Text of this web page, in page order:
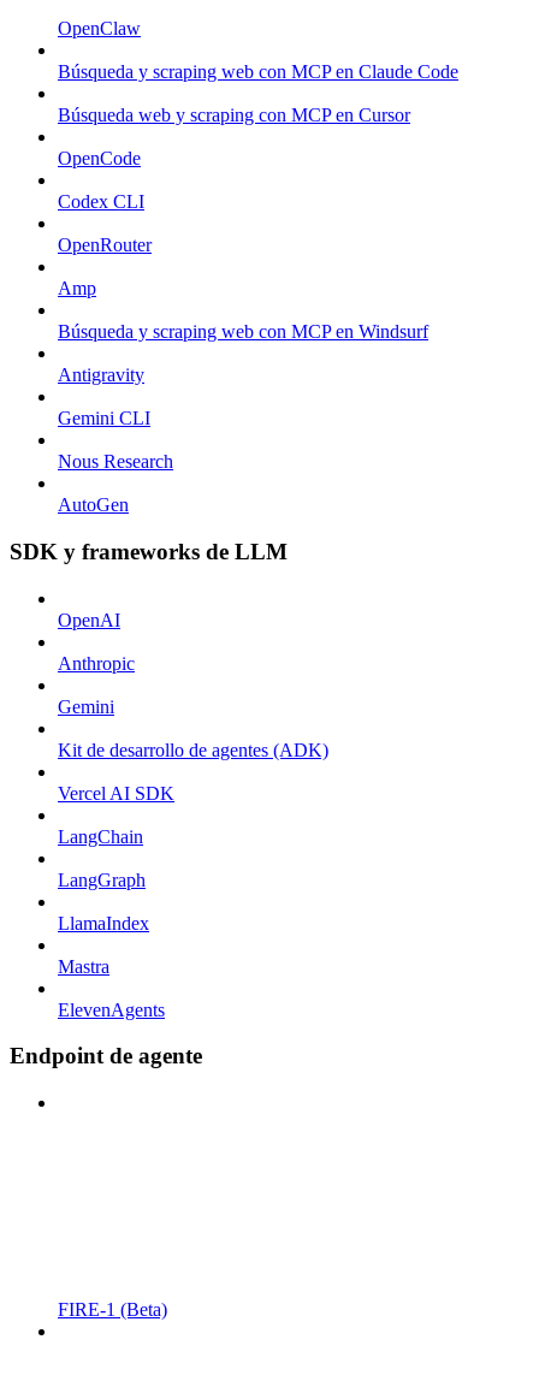
OpenClaw
Búsqueda y scraping web con MCP en Claude Code
Búsqueda web y scraping con MCP en Cursor
OpenCode
Codex CLI
OpenRouter
Amp
Búsqueda y scraping web con MCP en Windsurf
Antigravity
Gemini CLI
Nous Research
AutoGen
SDK y frameworks de LLM
OpenAI
Anthropic
Gemini
Kit de desarrollo de agentes (ADK)
Vercel AI SDK
LangChain
LangGraph
LlamaIndex
Mastra
ElevenAgents
Endpoint de agente
FIRE-1 (Beta)